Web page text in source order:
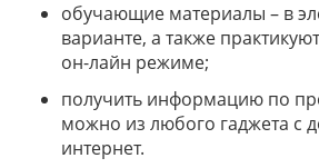
обучающие материалы – в
варианте, а также
он-лайн режиме;
получить информацию по
можно из любого гаджета с
интернет.